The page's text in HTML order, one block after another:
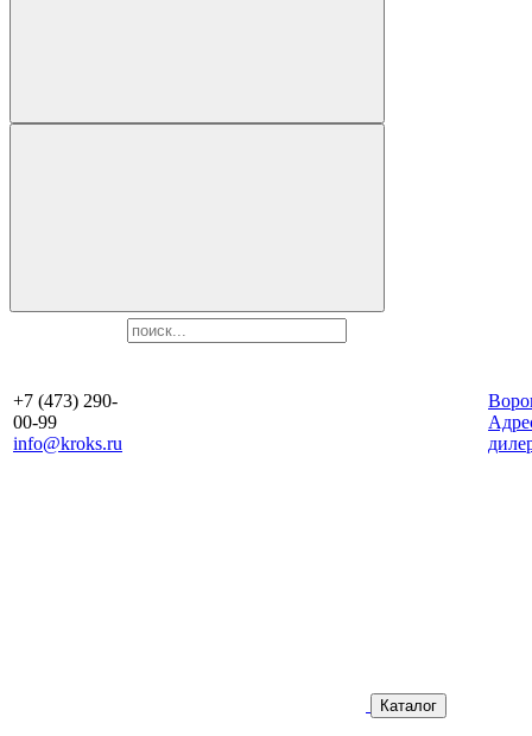
+7 (473) 290-
00-99
info@kroks.ru
Каталог